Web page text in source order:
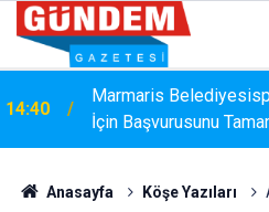
14:40
Marmaris
İçin Başvurusunu
Anasayfa Köşe Yazıları